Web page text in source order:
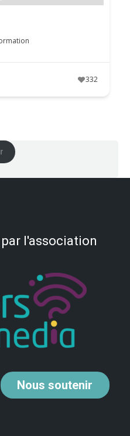
332
l'association
Noussoutenir